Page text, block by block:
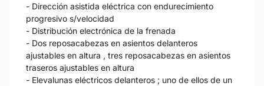
- Dirección asistida eléctrica con endurecimiento
progresivo s/velocidad
- Distribución electrónica de la frenada
- Dos reposacabezas en asientos delanteros
ajustables en altura , tres reposacabezas en asientos
traseros ajustables en altura
- Elevalunas eléctricos delanteros ; uno de ellos de un